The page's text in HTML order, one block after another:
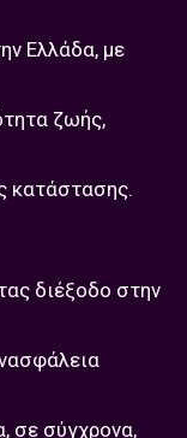
Ελλάδα, με
ζωής,
κατάστασης.
διέξοδο στην
σε σύγχρονα,